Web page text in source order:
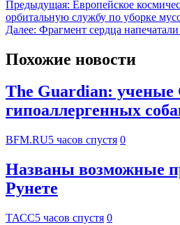
Предыдущая: Европейское
орбитальную службу по уборке
Далее: Фрагмент сердца
Похожие новости
The Guardian:
гипоаллергенных
BFM.RU5 часов спустя 0
Названы возможные
Рунете
ТАСС5 часов спустя 0